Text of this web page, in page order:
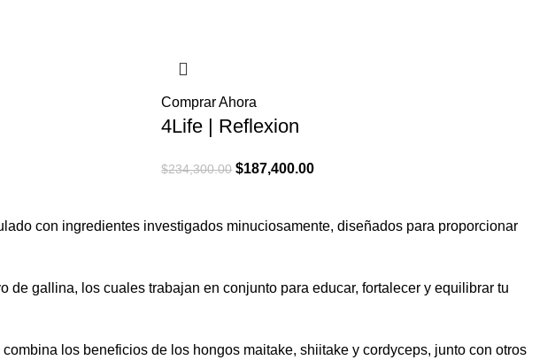
Comprar Ahora
4Life | Reflexion
$234,300.00 El
era:
$187,400.00El
es:
con ingredientes investigados minuciosamente, diseñados para proporcionar
gallina, los cuales trabajan en conjunto para educar, fortalecer y equilibrar tu
los beneficios de los hongos maitake, shiitake y cordyceps, junto con otros